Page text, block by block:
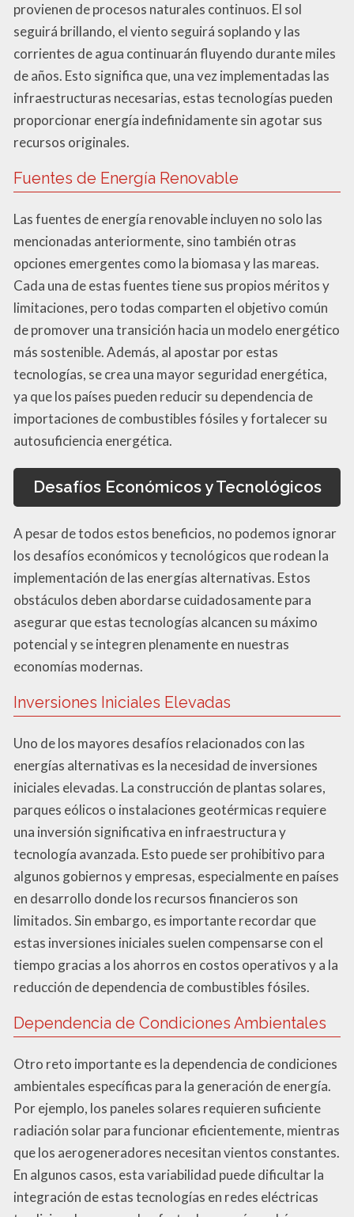
provienen de procesos naturales continuos. El sol
seguirá brillando, el viento seguirá soplando y las
corrientes de agua continuarán fluyendo durante miles
de años. Esto significa que, una vez implementadas las
infraestructuras necesarias, estas tecnologías pueden
proporcionar energía indefinidamente sin agotar sus
recursos originales.
Fuentes de Energía Renovable
Las fuentes de energía renovable incluyen no solo las
mencionadas anteriormente, sino también otras
opciones emergentes como la biomasa y las mareas.
Cada una de estas fuentes tiene sus propios méritos y
limitaciones, pero todas comparten el objetivo común
de promover una transición hacia un modelo energético
más sostenible. Además, al apostar por estas
tecnologías, se crea una mayor seguridad energética,
ya que los países pueden reducir su dependencia de
importaciones de combustibles fósiles y fortalecer su
autosuficiencia energética.
Desafíos Económicos y Tecnológicos
A pesar de todos estos beneficios, no podemos ignorar
los desafíos económicos y tecnológicos que rodean la
implementación de las energías alternativas. Estos
obstáculos deben abordarse cuidadosamente para
asegurar que estas tecnologías alcancen su máximo
potencial y se integren plenamente en nuestras
economías modernas.
Inversiones Iniciales Elevadas
Uno de los mayores desafíos relacionados con las
energías alternativas es la necesidad de inversiones
iniciales elevadas. La construcción de plantas solares,
parques eólicos o instalaciones geotérmicas requiere
una inversión significativa en infraestructura y
tecnología avanzada. Esto puede ser prohibitivo para
algunos gobiernos y empresas, especialmente en países
en desarrollo donde los recursos financieros son
limitados. Sin embargo, es importante recordar que
estas inversiones iniciales suelen compensarse con el
tiempo gracias a los ahorros en costos operativos y a la
reducción de dependencia de combustibles fósiles.
Dependencia de Condiciones Ambientales
Otro reto importante es la dependencia de condiciones
ambientales específicas para la generación de energía.
Por ejemplo, los paneles solares requieren suficiente
radiación solar para funcionar eficientemente, mientras
que los aerogeneradores necesitan vientos constantes.
En algunos casos, esta variabilidad puede dificultar la
integración de estas tecnologías en redes eléctricas